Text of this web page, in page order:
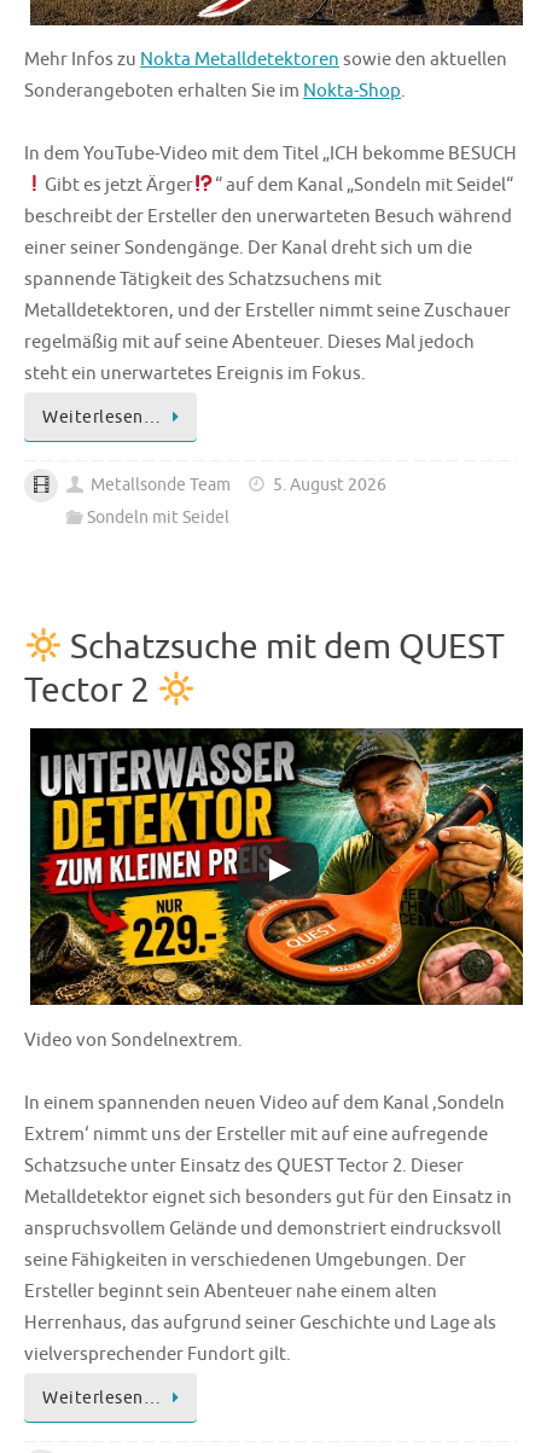
Mehr Infos zu Nokta Metalldetektoren sowie den aktuellen
Sonderangeboten erhalten Sie im Nokta-Shop.
In dem YouTube-Video mit dem Titel „ICH bekomme BESUCH
Gibt es jetzt Ärger
“ auf dem Kanal „Sondeln mit Seidel“
beschreibt der Ersteller den unerwarteten Besuch während
einer seiner Sondengänge. Der Kanal dreht sich um die
spannende Tätigkeit des Schatzsuchens mit
Metalldetektoren, und der Ersteller nimmt seine Zuschauer
regelmäßig mit auf seine Abenteuer. Dieses Mal jedoch
steht ein unerwartetes Ereignis im Fokus.
Weiterlesen…
Metallsonde Team
5. August 2026
Sondeln mit Seidel
Schatzsuche mit dem QUEST
Tector 2
Video von Sondelnextrem.
In einem spannenden neuen Video auf dem Kanal ‚Sondeln
Extrem‘ nimmt uns der Ersteller mit auf eine aufregende
Schatzsuche unter Einsatz des QUEST Tector 2. Dieser
Metalldetektor eignet sich besonders gut für den Einsatz in
anspruchsvollem Gelände und demonstriert eindrucksvoll
seine Fähigkeiten in verschiedenen Umgebungen. Der
Ersteller beginnt sein Abenteuer nahe einem alten
Herrenhaus, das aufgrund seiner Geschichte und Lage als
vielversprechender Fundort gilt.
Weiterlesen…